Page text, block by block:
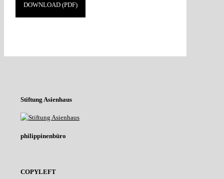
DOWNLOAD (PDF)
Stiftung Asienhaus
philippinenbüro
COPYLEFT